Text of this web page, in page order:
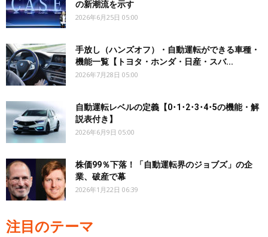
の新潮流を示す
2026年6月25日 05:00
手放し（ハンズオフ）・自動運転ができる車種・
機能一覧【トヨタ・ホンダ・日産・スバ...
2026年7月28日 05:00
自動運転レベルの定義【0･1･2･3･4･5の機能・解
説表付き】
2026年6月9日 05:00
株価99％下落！「自動運転界のジョブズ」の企
業、破産で幕
2026年1月22日 06:39
注目のテーマ